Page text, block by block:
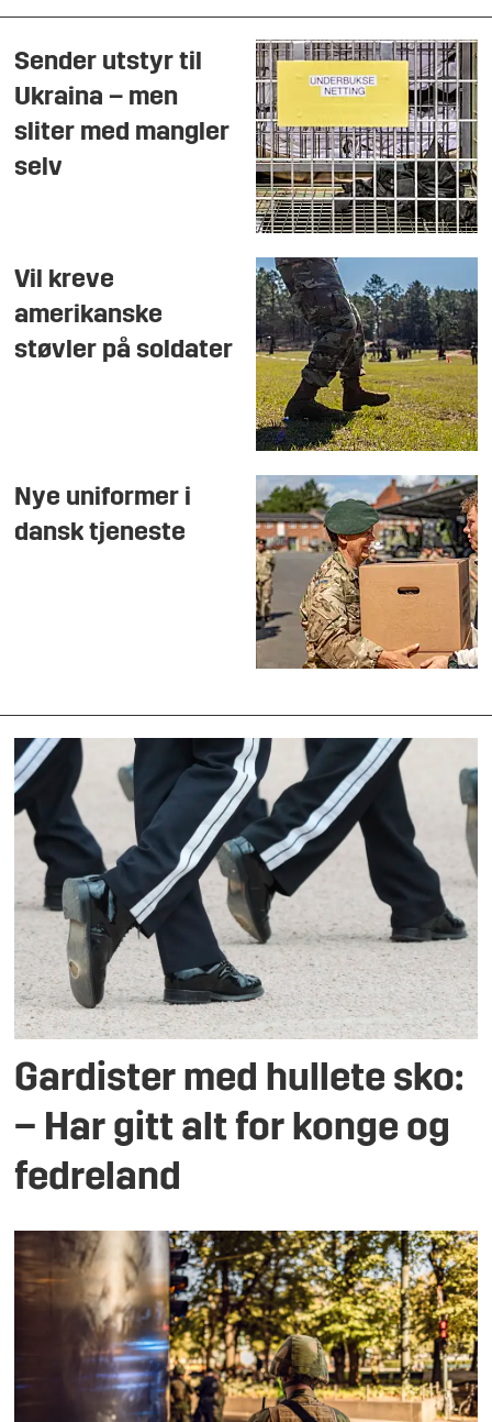
Sender utstyr til
Ukraina – men
sliter med mangler
selv
Vil kreve
amerikanske
støvler på soldater
Nye uniformer i
dansk tjeneste
Gardister med hullete sko:
– Har gitt alt for konge og
fedreland